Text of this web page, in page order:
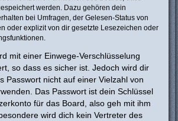
werden. Dazu gehören dein
bei Umfragen, der Gelesen-Status von
oder explizit von dir gesetzte Lesezeichen oder
mit einer Einwege-Verschlüsselung
so dass es sicher ist. Jedoch wird dir
Passwort nicht auf einer Vielzahl von
Das Passwort ist dein Schlüssel
für das Board, also geh mit ihm
wird dich kein Vertreter des